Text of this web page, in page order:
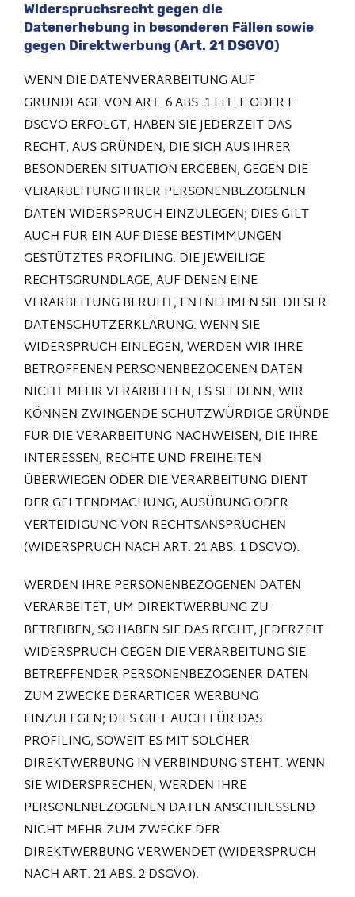
Widerspruchsrecht gegen die
Datenerhebung in besonderen Fällen sowie
gegen Direktwerbung (Art. 21 DSGVO)
WENN DIE DATENVERARBEITUNG AUF
GRUNDLAGE VON ART. 6 ABS. 1 LIT. E ODER F
DSGVO ERFOLGT, HABEN SIE JEDERZEIT DAS
RECHT, AUS GRÜNDEN, DIE SICH AUS IHRER
BESONDEREN SITUATION ERGEBEN, GEGEN DIE
VERARBEITUNG IHRER PERSONENBEZOGENEN
DATEN WIDERSPRUCH EINZULEGEN; DIES GILT
AUCH FÜR EIN AUF DIESE BESTIMMUNGEN
GESTÜTZTES PROFILING. DIE JEWEILIGE
RECHTSGRUNDLAGE, AUF DENEN EINE
VERARBEITUNG BERUHT, ENTNEHMEN SIE DIESER
DATENSCHUTZERKLÄRUNG. WENN SIE
WIDERSPRUCH EINLEGEN, WERDEN WIR IHRE
BETROFFENEN PERSONENBEZOGENEN DATEN
NICHT MEHR VERARBEITEN, ES SEI DENN, WIR
KÖNNEN ZWINGENDE SCHUTZWÜRDIGE GRÜNDE
FÜR DIE VERARBEITUNG NACHWEISEN, DIE IHRE
INTERESSEN, RECHTE UND FREIHEITEN
ÜBERWIEGEN ODER DIE VERARBEITUNG DIENT
DER GELTENDMACHUNG, AUSÜBUNG ODER
VERTEIDIGUNG VON RECHTSANSPRÜCHEN
(WIDERSPRUCH NACH ART. 21 ABS. 1 DSGVO).
WERDEN IHRE PERSONENBEZOGENEN DATEN
VERARBEITET, UM DIREKTWERBUNG ZU
BETREIBEN, SO HABEN SIE DAS RECHT, JEDERZEIT
WIDERSPRUCH GEGEN DIE VERARBEITUNG SIE
BETREFFENDER PERSONENBEZOGENER DATEN
ZUM ZWECKE DERARTIGER WERBUNG
EINZULEGEN; DIES GILT AUCH FÜR DAS
PROFILING, SOWEIT ES MIT SOLCHER
DIREKTWERBUNG IN VERBINDUNG STEHT. WENN
SIE WIDERSPRECHEN, WERDEN IHRE
PERSONENBEZOGENEN DATEN ANSCHLIESSEND
NICHT MEHR ZUM ZWECKE DER
DIREKTWERBUNG VERWENDET (WIDERSPRUCH
NACH ART. 21 ABS. 2 DSGVO).